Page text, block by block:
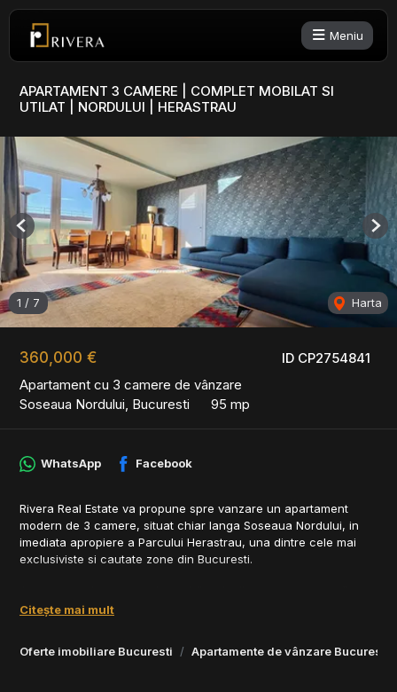
Meniu
APARTAMENT 3 CAMERE | COMPLET MOBILAT SI
UTILAT | NORDULUI | HERASTRAU
ID CP2754841
360,000 €
Apartament cu 3 camere de vânzare
Soseaua Nordului, Bucuresti
95 mp
1 / 7 Harta
Previous
Oferte imobiliare Bucuresti Apartamente de vânzare Bucuresti
WhatsApp Facebook
Rivera Real Estate va propune spre vanzare un apartament
modern de 3 camere, situat chiar langa Soseaua Nordului, in
imediata apropiere a Parcului Herastrau, una dintre cele mai
exclusiviste si cautate zone din Bucuresti.
locuit imediat, si ofera spatii luminoase, finisaje premium si un
Detalii apartament:
Citește mai mult